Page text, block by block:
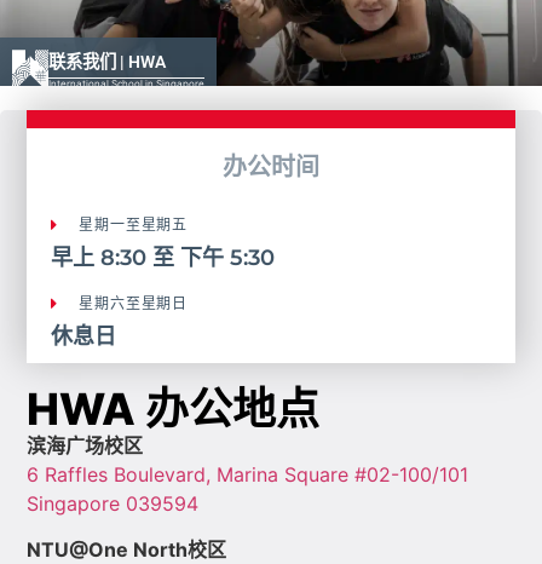
联系我们​ | HWA
International School in Singapore
办公时间
星期一至星期五
早上 8:30 至 下午 5:30
星期六至星期日
休息日
HWA 办公地点
滨海广场校区
6 Raffles Boulevard, Marina Square #02-100/101
Singapore 039594
NTU@One North校区